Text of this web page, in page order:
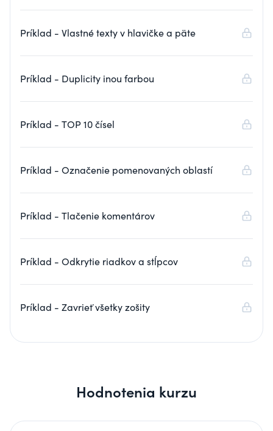
Príklad - Vlastné texty v hlavičke a päte
Príklad - Duplicity inou farbou
Príklad - TOP 10 čísel
Príklad - Označenie pomenovaných oblastí
Príklad - Tlačenie komentárov
Príklad - Odkrytie riadkov a stĺpcov
Príklad - Zavrieť všetky zošity
Hodnotenia kurzu